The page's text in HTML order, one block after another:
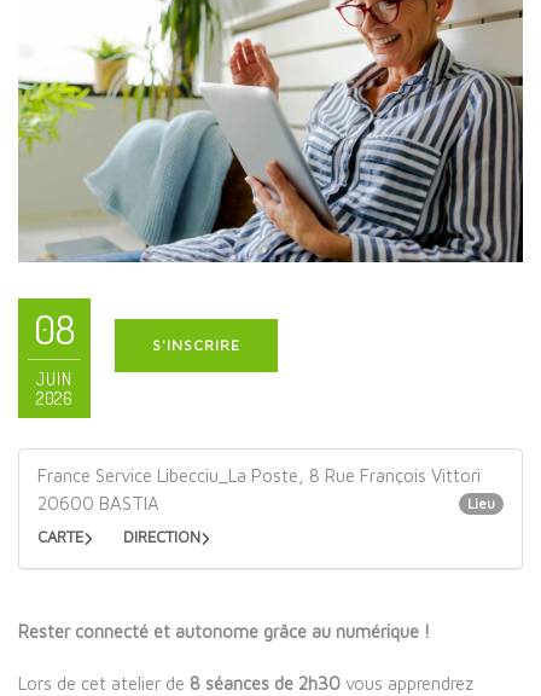
08
JUIN
2026
S'INSCRIRE
France Service Libecciu_La Poste, 8 Rue François Vittori
20600 BASTIA
Lieu
CARTE DIRECTION
Rester connecté et autonome grâce au numérique !
Lors de cet atelier de 8 séances de 2h30 vous apprendrez